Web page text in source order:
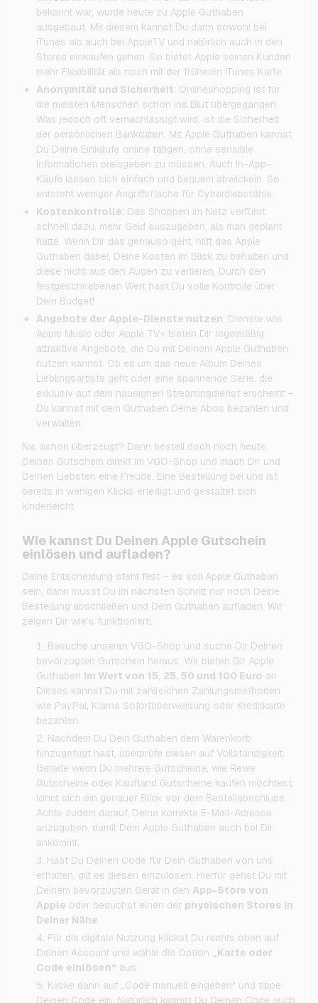
bekannt war, wurde heute zu Apple Guthaben
ausgebaut. Mit diesem kannst Du dann sowohl bei
iTunes als auch bei AppleTV und natürlich auch in den
Stores einkaufen gehen. So bietet Apple seinen Kunden
mehr Flexibilität als noch mit der früheren iTunes Karte.
Anonymität und Sicherheit: Onlineshopping ist für
die meisten Menschen schon ins Blut übergegangen.
Was jedoch oft vernachlässigt wird, ist die Sicherheit
der persönlichen Bankdaten. Mit Apple Guthaben kannst
Du Deine Einkäufe online tätigen, ohne sensible
Informationen preisgeben zu müssen. Auch In-App-
Käufe lassen sich einfach und bequem abwickeln. So
entsteht weniger Angriffsfläche für Cyberdiebstähle.
Kostenkontrolle: Das Shoppen im Netz verführt
schnell dazu, mehr Geld auszugeben, als man geplant
hatte. Wenn Dir das genauso geht, hilft das Apple
Guthaben dabei, Deine Kosten im Blick zu behalten und
diese nicht aus den Augen zu verlieren. Durch den
festgeschriebenen Wert hast Du volle Kontrolle über
Dein Budget!
Angebote der Apple-Dienste nutzen: Dienste wie
Apple Music oder Apple TV+ bieten Dir regelmäßig
attraktive Angebote, die Du mit Deinem Apple Guthaben
nutzen kannst. Ob es um das neue Album Deines
Lieblingsartists geht oder eine spannende Serie, die
exklusiv auf dem haueignen Streamingdienst erscheint –
Du kannst mit dem Guthaben Deine Abos bezahlen und
verwalten.
Na, schon überzeugt? Dann bestell doch noch heute
Deinen Gutschein direkt im VGO-Shop und mach Dir und
Deinen Liebsten eine Freude. Eine Bestellung bei uns ist
bereits in wenigen Klicks erledigt und gestaltet sich
kinderleicht.
Wie kannst Du Deinen Apple Gutschein
einlösen und aufladen?
Deine Entscheidung steht fest – es soll Apple Guthaben
sein, dann musst Du im nächsten Schritt nur noch Deine
Bestellung abschließen und Dein Guthaben aufladen. Wir
zeigen Dir wie’s funktioniert:
Besuche unseren VGO-Shop und suche Dir Deinen
bevorzugten Gutschein heraus. Wir bieten Dir Apple
Guthaben im Wert von 15, 25, 50 und 100 Euro an.
Dieses kannst Du mit zahlreichen Zahlungsmethoden
wie PayPal, Klarna Sofortüberweisung oder Kreditkarte
bezahlen.
Nachdem Du Dein Guthaben dem Warenkorb
hinzugefügt hast, überprüfe diesen auf Vollständigkeit.
Gerade wenn Du mehrere Gutscheine, wie Rewe
Gutscheine oder Kaufland Gutscheine kaufen möchtest,
lohnt sich ein genauer Blick vor dem Bestellabschluss.
Achte zudem darauf, Deine korrekte E-Mail-Adresse
anzugeben, damit Dein Apple Guthaben auch bei Dir
ankommt.
Hast Du Deinen Code für Dein Guthaben von uns
erhalten, gilt es diesen einzulösen. Hierfür gehst Du mit
Deinem bevorzugten Gerät in den App-Store von
Apple oder besuchst einen der physischen Stores in
Deiner Nähe.
Für die digitale Nutzung klickst Du rechts oben auf
Deinen Account und wähle die Option „Karte oder
Code einlösen“ aus.
Klicke dann auf „Code manuell eingeben“ und tippe
Deinen Code ein. Natürlich kannst Du Deinen Code auch